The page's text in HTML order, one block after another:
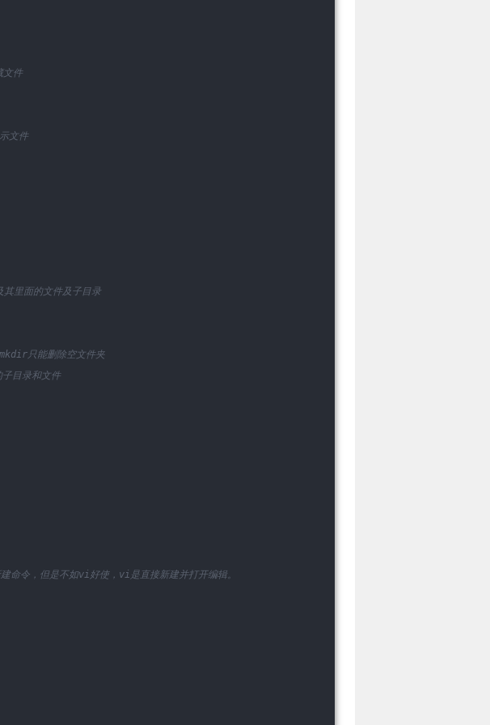
文件
文件
里面的文件及子目录
只能删除空文件夹
目录和文件
命令，但是不如vi好使，vi是直接新建并打开编辑。